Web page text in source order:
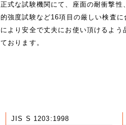
正式な試験機関にて、座面の耐衝撃性
的強度試験など16項目の厳しい検査
により安全で丈夫にお使い頂けるよう
ております。
JIS S 1203:1998